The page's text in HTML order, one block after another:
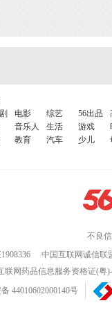
电影 综艺 56出品
音乐人 生活 游戏
教育 汽车 少儿
不良
中国互联网诚信联
联网药品信息服务资格证(粤
44010602000140号